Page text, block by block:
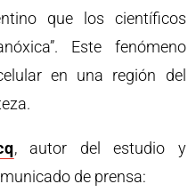
que los científicos
Este fenómeno
en una región del
, autor del estudio y
de prensa: